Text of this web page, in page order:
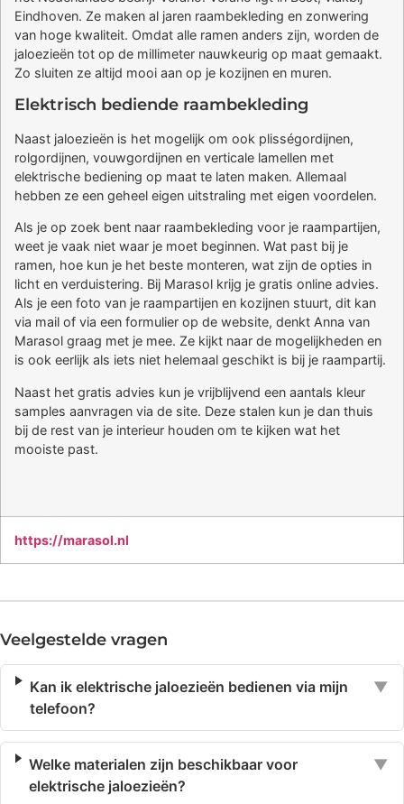
Eindhoven. Ze maken al jaren raambekleding en zonwering
van hoge kwaliteit. Omdat alle ramen anders zijn, worden de
jaloezieën tot op de millimeter nauwkeurig op maat gemaakt.
Zo sluiten ze altijd mooi aan op je kozijnen en muren.
Elektrisch bediende raambekleding
Naast jaloezieën is het mogelijk om ook plisségordijnen,
rolgordijnen, vouwgordijnen en verticale lamellen met
elektrische bediening op maat te laten maken. Allemaal
hebben ze een geheel eigen uitstraling met eigen voordelen.
Als je op zoek bent naar raambekleding voor je raampartijen,
weet je vaak niet waar je moet beginnen. Wat past bij je
ramen, hoe kun je het beste monteren, wat zijn de opties in
licht en verduistering. Bij Marasol krijg je gratis online advies.
Als je een foto van je raampartijen en kozijnen stuurt, dit kan
via mail of via een formulier op de website, denkt Anna van
Marasol graag met je mee. Ze kijkt naar de mogelijkheden en
is ook eerlijk als iets niet helemaal geschikt is bij je raampartij.
Naast het gratis advies kun je vrijblijvend een aantals kleur
samples aanvragen via de site. Deze stalen kun je dan thuis
bij de rest van je interieur houden om te kijken wat het
mooiste past.
https://marasol.nl
Veelgestelde vragen
Kan ik elektrische jaloezieën bedienen via mijn
telefoon?
▼
Welke materialen zijn beschikbaar voor
elektrische jaloezieën?
▼